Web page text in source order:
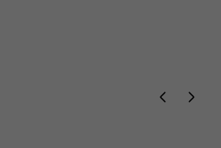
Pagina precedente
Pagina successiva